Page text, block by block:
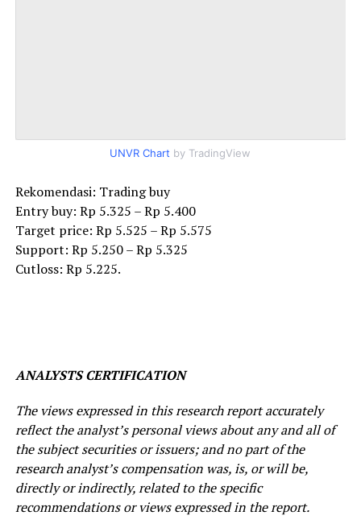
UNVR Chart by TradingView
Rekomendasi: Trading buy
Entry buy: Rp 5.325 – Rp 5.400
Target price: Rp 5.525 – Rp 5.575
Support: Rp 5.250 – Rp 5.325
Cutloss: Rp 5.225.
ANALYSTS CERTIFICATION
The views expressed in this research report accurately
reflect the analyst’s personal views about any and all of
the subject securities or issuers; and no part of the
research analyst’s compensation was, is, or will be,
directly or indirectly, related to the specific
recommendations or views expressed in the report.